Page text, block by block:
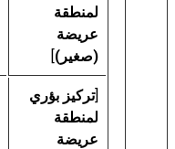
لمنطقة
عريضة
(صغير)]
[تركيز بؤري
لمنطقة
عريضة